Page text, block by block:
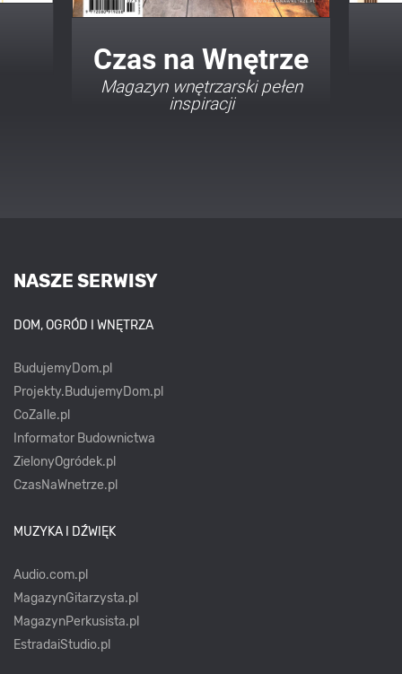
Twój Dom Twój Styl
Porady i inspiracje w
najmodniejszych stylach
NASZE SERWISY
DOM, OGRÓD I WNĘTRZA
BudujemyDom.pl
Projekty.BudujemyDom.pl
CoZaIle.pl
Informator Budownictwa
ZielonyOgródek.pl
CzasNaWnetrze.pl
MUZYKA I DŹWIĘK
Audio.com.pl
MagazynGitarzysta.pl
MagazynPerkusista.pl
EstradaiStudio.pl